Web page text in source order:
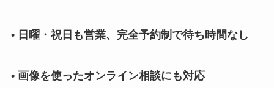
• 日曜・祝日も営業、完全予約制で待ち時間なし
• 画像を使ったオンライン相談にも対応